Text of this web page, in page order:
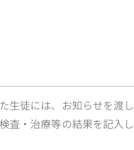
徒には、お知らせを渡
・治療等の結果を記入